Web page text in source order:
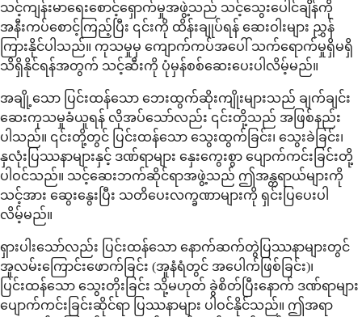
သင့်ကျန်းမာရေးစောင့်ရှောက်မှုအဖွဲ့သည် သင့်သွေးပေါင်ချိန်ကို
အနီးကပ်စောင့်ကြည့်ပြီး ၎င်းကို ထိန်းချုပ်ရန် ဆေးဝါးများ ညွှန်
ကြားနိုင်ပါသည်။ ကုသမှုမှ ကျောက်ကပ်အပေါ် သက်ရောက်မှုရှိမရှိ
သိရှိနိုင်ရန်အတွက် သင့်ဆီးကို ပုံမှန်စစ်ဆေးပေးပါလိမ့်မည်။
အချို့သော ပြင်းထန်သော ဘေးထွက်ဆိုးကျိုးများသည် ချက်ချင်း
ဆေးကုသမှုခံယူရန် လိုအပ်သော်လည်း ၎င်းတို့သည် အဖြစ်နည်း
ပါသည်။ ၎င်းတို့တွင် ပြင်းထန်သော သွေးထွက်ခြင်း၊ သွေးခဲခြင်း၊
နှလုံးပြဿနာများနှင့် ဒဏ်ရာများ နှေးကွေးစွာ ပျောက်ကင်းခြင်းတို့
ပါဝင်သည်။ သင့်ဆေးဘက်ဆိုင်ရာအဖွဲ့သည် ဤအန္တရာယ်များကို
သင့်အား ဆွေးနွေးပြီး သတိပေးလက္ခဏာများကို ရှင်းပြပေးပါ
လိမ့်မည်။
ရှားပါးသော်လည်း ပြင်းထန်သော နောက်ဆက်တွဲပြဿနာများတွင်
အူလမ်းကြောင်းဖောက်ခြင်း (အူနံရံတွင် အပေါက်ဖြစ်ခြင်း)၊
ပြင်းထန်သော သွေးတိုးခြင်း သို့မဟုတ် ခွဲစိတ်ပြီးနောက် ဒဏ်ရာများ
ပျောက်ကင်းခြင်းဆိုင်ရာ ပြဿနာများ ပါဝင်နိုင်သည်။ ဤအရာ